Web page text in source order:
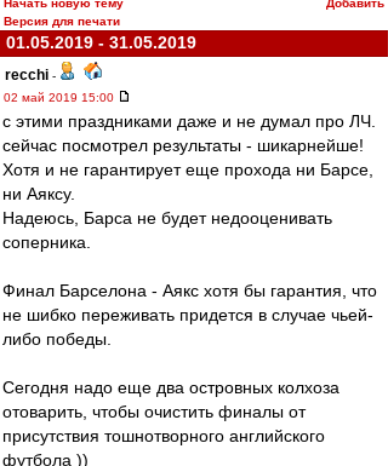
Начать новую тему
Добавить
Версия для печати
01.05.2019 - 31.05.2019
recchi -
02 май 2019 15:00
с этими праздниками даже и не думал про ЛЧ.
сейчас посмотрел результаты - шикарнейше!
Хотя и не гарантирует еще прохода ни Барсе,
ни Аяксу.
Надеюсь, Барса не будет недооценивать
соперника.
Финал Барселона - Аякс хотя бы гарантия, что
не шибко переживать придется в случае чьей-
либо победы.
Сегодня надо еще два островных колхоза
отоварить, чтобы очистить финалы от
присутствия тошнотворного английского
футбола ))